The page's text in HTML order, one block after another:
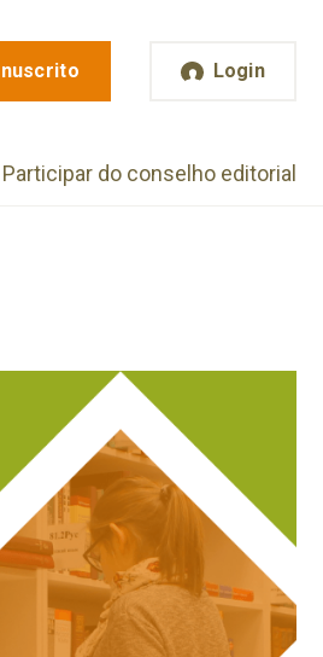
Login
Participar do conselho editorial